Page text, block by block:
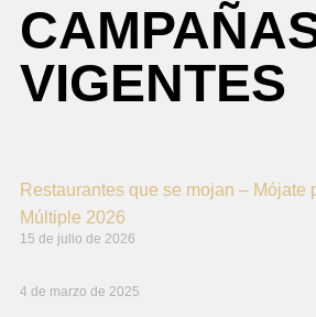
VIGENTES
Restaurantes que se mojan – Mójate
Múltiple 2026
15 de julio de 2026
4 de marzo de 2025